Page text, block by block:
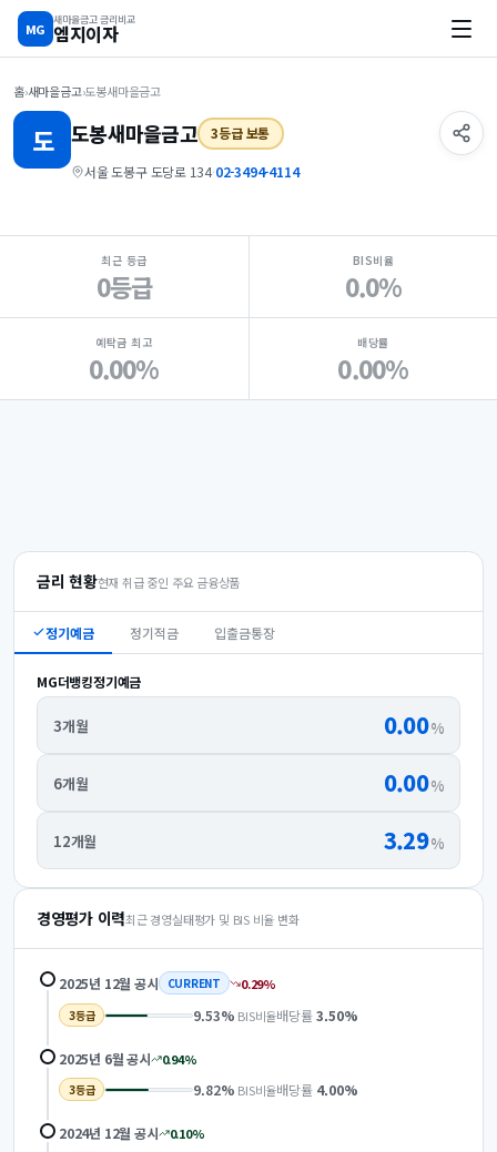
MG
새마을금고 금리비교
엠지이자
홈›새마을금고›도봉새마을금고
도 도봉새마을금고 3등급 보통
서울 도봉구 도당로 134·02-3494-4114
지점 핵심 지표 요약
최근 등급
0등급
BIS비율
0.0%
예탁금 최고
0.00%
배당률
0.00%
금리 현황현재 취급 중인 주요 금융상품
정기예금 정기적금 입출금통장
MG더뱅킹정기예금
3개월 0.00%
6개월 0.00%
12개월 3.29%
경영평가 이력최근 경영실태평가 및 BIS 비율 변화
2025년 12월 공시 CURRENT 0.29%
3등급 9.53% BIS비율배당률 3.50%
2025년 6월공시 0.94%
3등급 9.82% BIS비율배당률 4.00%
2024년 12월 공시 0.10%